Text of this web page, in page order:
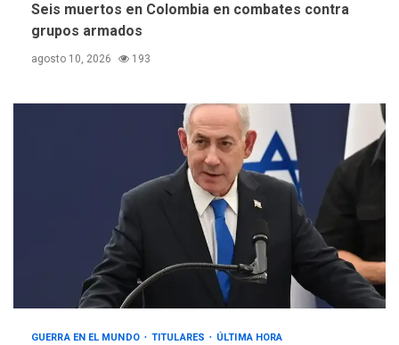
Seis muertos en Colombia en combates contra
grupos armados
agosto 10, 2026 193
GUERRA EN EL MUNDO TITULARES ÚLTIMA HORA